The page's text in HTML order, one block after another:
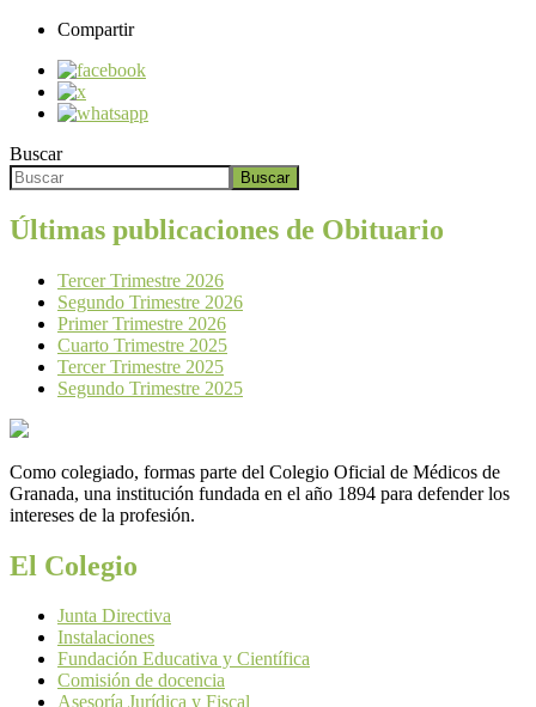
Compartir
Buscar
Buscar
Últimas publicaciones de Obituario
Tercer Trimestre 2026
Segundo Trimestre 2026
Primer Trimestre 2026
Cuarto Trimestre 2025
Tercer Trimestre 2025
Segundo Trimestre 2025
Como colegiado, formas parte del Colegio Oficial de Médicos de
Granada, una institución fundada en el año 1894 para defender los
intereses de la profesión.
El Colegio
Junta Directiva
Instalaciones
Fundación Educativa y Científica
Comisión de docencia
Asesoría Jurídica y Fiscal